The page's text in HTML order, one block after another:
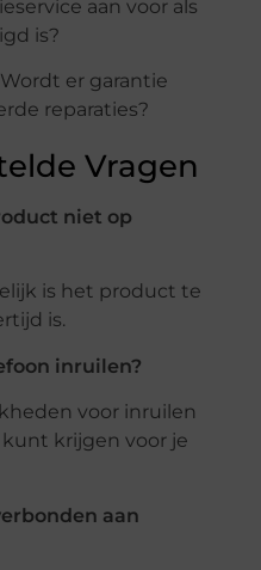
aan voor als
is?
Wordt er garantie
reparaties?
Vragen
niet op
is het product te
is.
inruilen?
voor inruilen
krijgen voor je
aan